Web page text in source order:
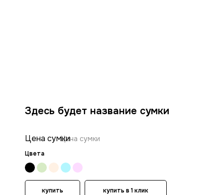
Цена сумки
Цена сумки
Цвета
Здесь будет название сумки
купить купить в 1 клик